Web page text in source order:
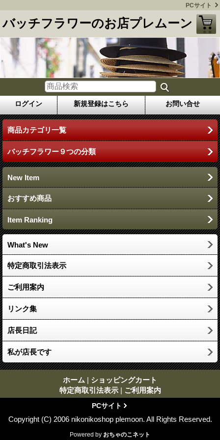
PCサイト
バッチフラワーのお店プレムーン
ログイン 新規登録はこちら お問い合せ
商品カテゴリ一覧
バッチフラワー９つの分類
New Item
おすすめ商品
Item Ranking
What's New
特定商取引法表示
ご利用案内
リンク集
店長日記
私が店長です
ホーム | ショッピングカート
特定商取引法表示 | ご利用案内
PCサイト
Copyright (C) 2006 nikonikoshop plemoon. All Rights Reserved.
Powered by おちゃのこネット